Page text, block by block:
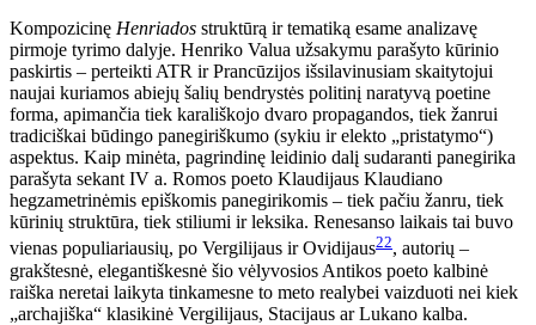
Kompozicinę Henriados struktūrą ir tematiką esame analizavę
pirmoje tyrimo dalyje. Henriko Valua užsakymu parašyto kūrinio
paskirtis – perteikti ATR ir Prancūzijos išsilavinusiam skaitytojui
naujai kuriamos abiejų šalių bendrystės politinį naratyvą poetine
forma, apimančia tiek karališkojo dvaro propagandos, tiek žanrui
tradiciškai būdingo panegiriškumo (sykiu ir elekto „pristatymo“)
aspektus. Kaip minėta, pagrindinę leidinio dalį sudaranti panegirika
parašyta sekant IV a. Romos poeto Klaudijaus Klaudiano
hegzametrinėmis epiškomis panegirikomis – tiek pačiu žanru, tiek
kūrinių struktūra, tiek stiliumi ir leksika. Renesanso laikais tai buvo
vienas populiariausių, po Vergilijaus ir Ovidijaus22, autorių –
grakštesnė, elegantiškesnė šio vėlyvosios Antikos poeto kalbinė
raiška neretai laikyta tinkamesne to meto realybei vaizduoti nei kiek
„archajiška“ klasikinė Vergilijaus, Stacijaus ar Lukano kalba.